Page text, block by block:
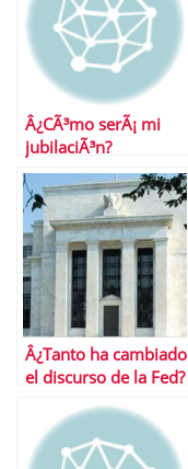
Â¿CÃ³mo serÃ¡ mi
jubilaciÃ³n?
Â¿Tanto ha cambiado
el discurso de la Fed?